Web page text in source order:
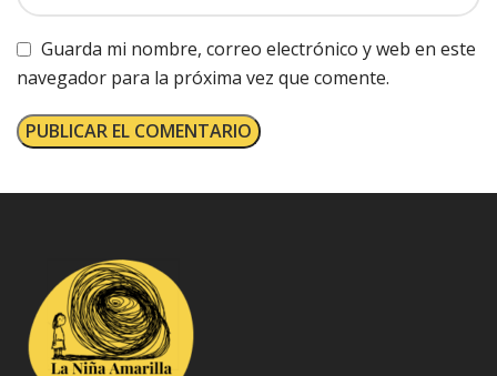
Guarda mi nombre, correo electrónico y web en este
navegador para la próxima vez que comente.